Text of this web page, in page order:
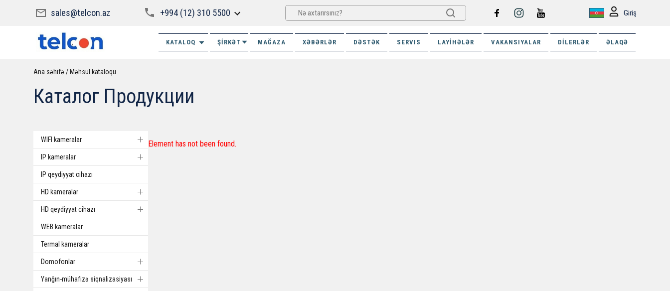
sales@telcon.az +994 (12) 310 5500 Giriş
KATALOQ ŞİRKƏT MAĞAZA XƏBƏRLƏR DƏSTƏK SERVIS LAYIHƏLƏR VAKANSIYALAR DILERLƏR ƏLAQƏ
Ana səhifə Məhsul kataloqu
Каталог Продукции
WIFI kameralar
IP kameralar
IP qeydiyyat cihazı
HD kameralar
HD qeydiyyat cihazı
WEB kameralar
Termal kameralar
Domofonlar
Yanğın-mühafizə siqnalizasiyası
Element has not been found.